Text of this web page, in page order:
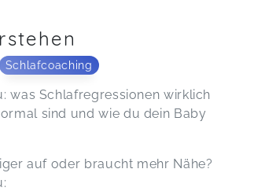
Schlafcoaching
was Schlafregressionen wirklich
sind und wie du dein Baby
auf oder braucht mehr Nähe?